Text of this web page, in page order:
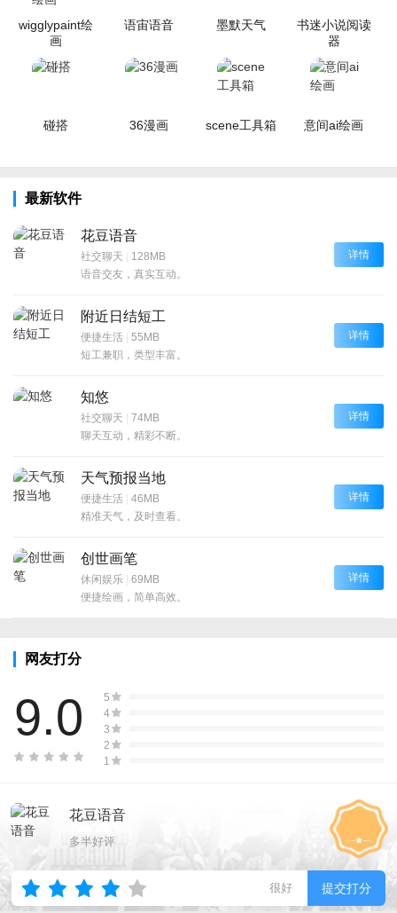
wigglypaint绘
画
语宙语音 墨默天气
书迷小说阅读
器
碰搭 36漫画 scene工具箱 意间ai绘画
最新软件
花豆语音
社交聊天 | 128MB
语音交友，真实互动。
详情
附近日结短工
便捷生活 | 55MB
短工兼职，类型丰富。
详情
知悠
社交聊天 | 74MB
聊天互动，精彩不断。
详情
天气预报当地
便捷生活 | 46MB
精准天气，及时查看。
详情
创世画笔
休闲娱乐 | 69MB
便捷绘画，简单高效。
详情
网友打分
9.0
5
4
3
2
1
花豆语音
多半好评
很好 提交打分